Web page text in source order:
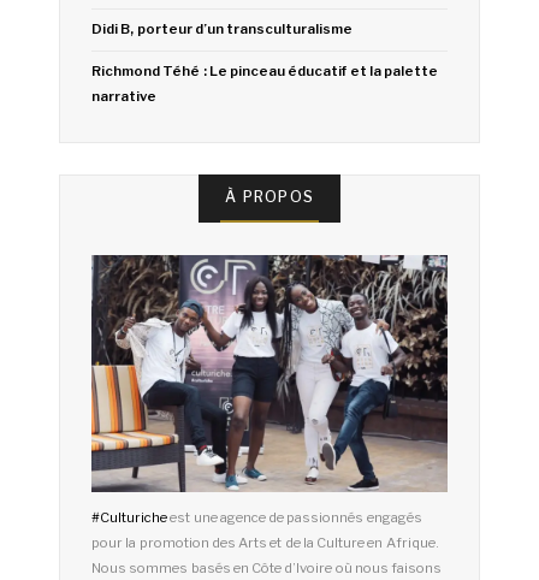
Didi B, porteur d’un transculturalisme
Richmond Téhé : Le pinceau éducatif et la palette
narrative
À PROPOS
#Culturicheest une agence de passionnés engagés
pour la promotion des Arts et de la Culture en Afrique.
Nous sommes basés en Côte d’Ivoire où nous faisons